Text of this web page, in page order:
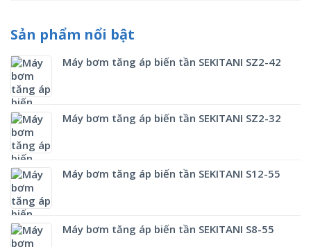
Sản phẩm nổi bật
Máy bơm tăng áp biến tần SEKITANI SZ2-42
Máy bơm tăng áp biến tần SEKITANI SZ2-32
Máy bơm tăng áp biến tần SEKITANI S12-55
Máy bơm tăng áp biến tần SEKITANI S8-55